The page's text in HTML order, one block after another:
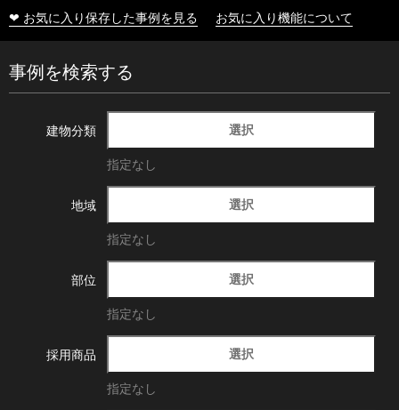
❤ お気に入り保存した事例を見る お気に入り機能について
事例を検索する
建物分類 選択
指定なし
地域 選択
指定なし
部位 選択
指定なし
採用商品 選択
指定なし